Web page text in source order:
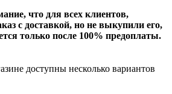
что для всех клиентов,
с доставкой, но не выкупили его,
только после 100% предоплаты.
доступны несколько вариантов